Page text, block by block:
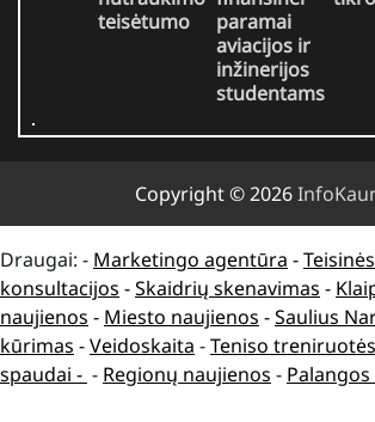
teisėtumo
paramai
aviacijos ir
inžinerijos
studentams
Copyright © 2026
Draugai: - Marketingo agentūra -Teisinės
konsultacijos -Skaidrių skenavimas -
naujienos - Miesto naujienos -Saulius
kūrimas -Veidoskaita -Teniso treniruotės
spaudai - - Regionų naujienos -